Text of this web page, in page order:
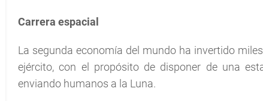
Carrera espacial
La segunda economía del mundo ha invertido
ejército, con el propósito de disponer de una
enviando humanos a la Luna.